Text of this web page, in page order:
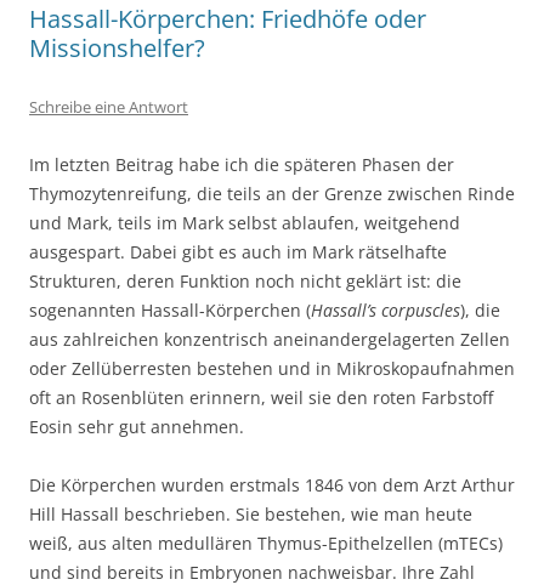
Hassall-Körperchen: Friedhöfe oder
Missionshelfer?
Schreibe eine Antwort
Im letzten Beitrag habe ich die späteren Phasen der
Thymozytenreifung, die teils an der Grenze zwischen Rinde
und Mark, teils im Mark selbst ablaufen, weitgehend
ausgespart. Dabei gibt es auch im Mark rätselhafte
Strukturen, deren Funktion noch nicht geklärt ist: die
sogenannten Hassall-Körperchen (Hassall’s corpuscles), die
aus zahlreichen konzentrisch aneinandergelagerten Zellen
oder Zellüberresten bestehen und in Mikroskopaufnahmen
oft an Rosenblüten erinnern, weil sie den roten Farbstoff
Eosin sehr gut annehmen.
Die Körperchen wurden erstmals 1846 von dem Arzt Arthur
Hill Hassall beschrieben. Sie bestehen, wie man heute
weiß, aus alten medullären Thymus-Epithelzellen (mTECs)
und sind bereits in Embryonen nachweisbar. Ihre Zahl